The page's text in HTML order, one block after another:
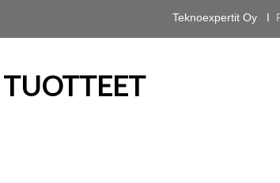
Teknoexpertit Oy I
TUOTTEET